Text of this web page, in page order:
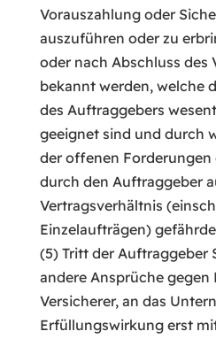
Vorauszahlung oder
auszuführen oder zu
oder nach Abschluss des
bekannt werden, welche
des Auftraggebers
geeignet sind und durch
der offenen Forderungen
durch den Auftraggeber
Vertragsverhältnis
Einzelaufträgen)
(5) Tritt der Auftraggeber
andere Ansprüche gegen
Versicherer, an das
Erfüllungswirkung erst